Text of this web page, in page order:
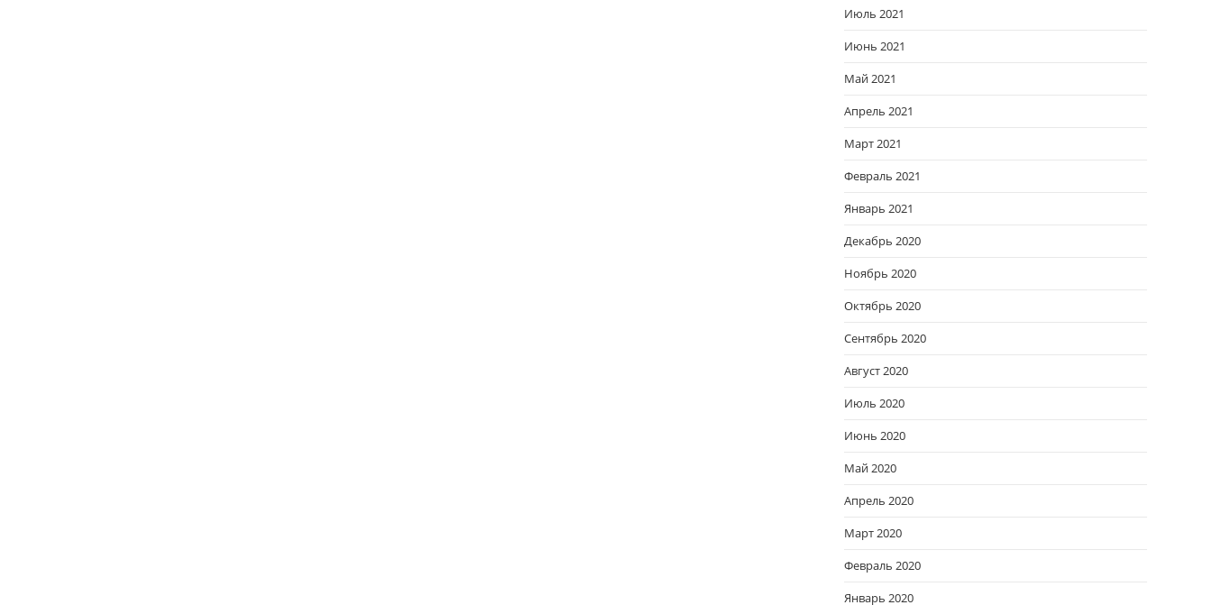
Июль 2021
Июнь 2021
Май 2021
Апрель 2021
Март 2021
Февраль 2021
Январь 2021
Декабрь 2020
Ноябрь 2020
Октябрь 2020
Сентябрь 2020
Август 2020
Июль 2020
Июнь 2020
Май 2020
Апрель 2020
Март 2020
Февраль 2020
Январь 2020